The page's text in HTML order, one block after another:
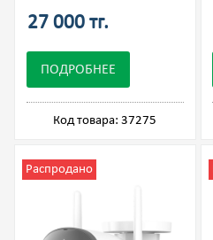
27 000 тг.
ПОДРОБНЕЕ
Код товара: 37275
Распродано